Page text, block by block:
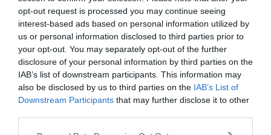
opt-out request is processed you may continue seeing
interest-based ads based on personal information utilized by
us or personal information disclosed to third parties prior to
your opt-out. You may separately opt-out of the further
disclosure of your personal information by third parties on the
IAB’s list of downstream participants. This information may
also be disclosed by us to third parties on the IAB’s List of
Downstream Participants that may further disclose it to other